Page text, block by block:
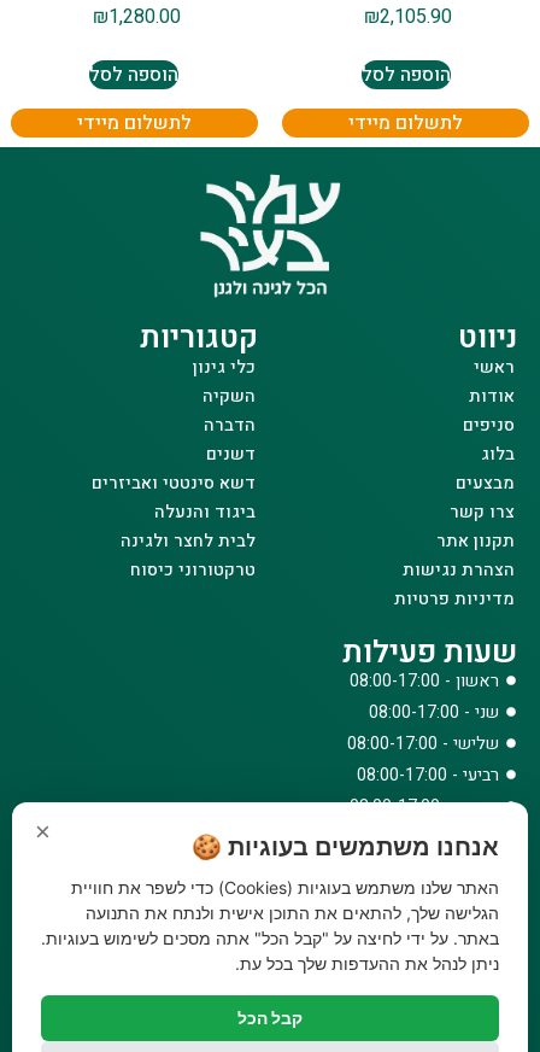
₪2,105.90
הוספה לסל
לתשלום מיידי
₪1,280.00
הוספה לסל
לתשלום מיידי
ניווט
ראשי
אודות
סניפים
בלוג
מבצעים
צרו קשר
תקנון אתר
הצהרת נגישות
מדיניות פרטיות
קטגוריות
כלי גינון
השקיה
הדברה
דשנים
דשא סינטטי ואביזרים
ביגוד והנעלה
לבית לחצר ולגינה
טרקטורוני כיסוח
שעות פעילות
ראשון - 08:00-17:00
שני - 08:00-17:00
שלישי - 08:00-17:00
רביעי - 08:00-17:00
חמישי - 08:00-17:00
שישי - 08:00-12:30
צרו קשר
073-779-6243
וואטסאפ
amirbair@amir-agricul.co.il
פייסבוק
× אנחנו משתמשים בעוגיות 🍪
האתר שלנו משתמש בעוגיות (Cookies) כדי לשפר את חוויית
הגלישה שלך, להתאים את התוכן אישית ולנתח את התנועה
באתר. על ידי לחיצה על "קבל הכל" אתה מסכים לשימוש בעוגיות.
ניתן לנהל את ההעדפות שלך בכל עת.
קבל הכל